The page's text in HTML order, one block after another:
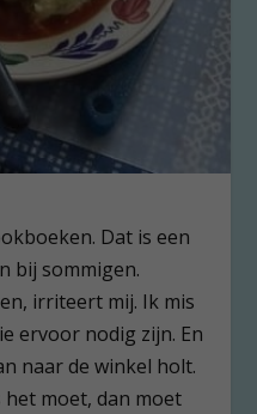
Dat is een
bij sommigen.
irriteert mij. Ik mis
ervoor nodig zijn. En
naar de winkel holt.
moet, dan moet